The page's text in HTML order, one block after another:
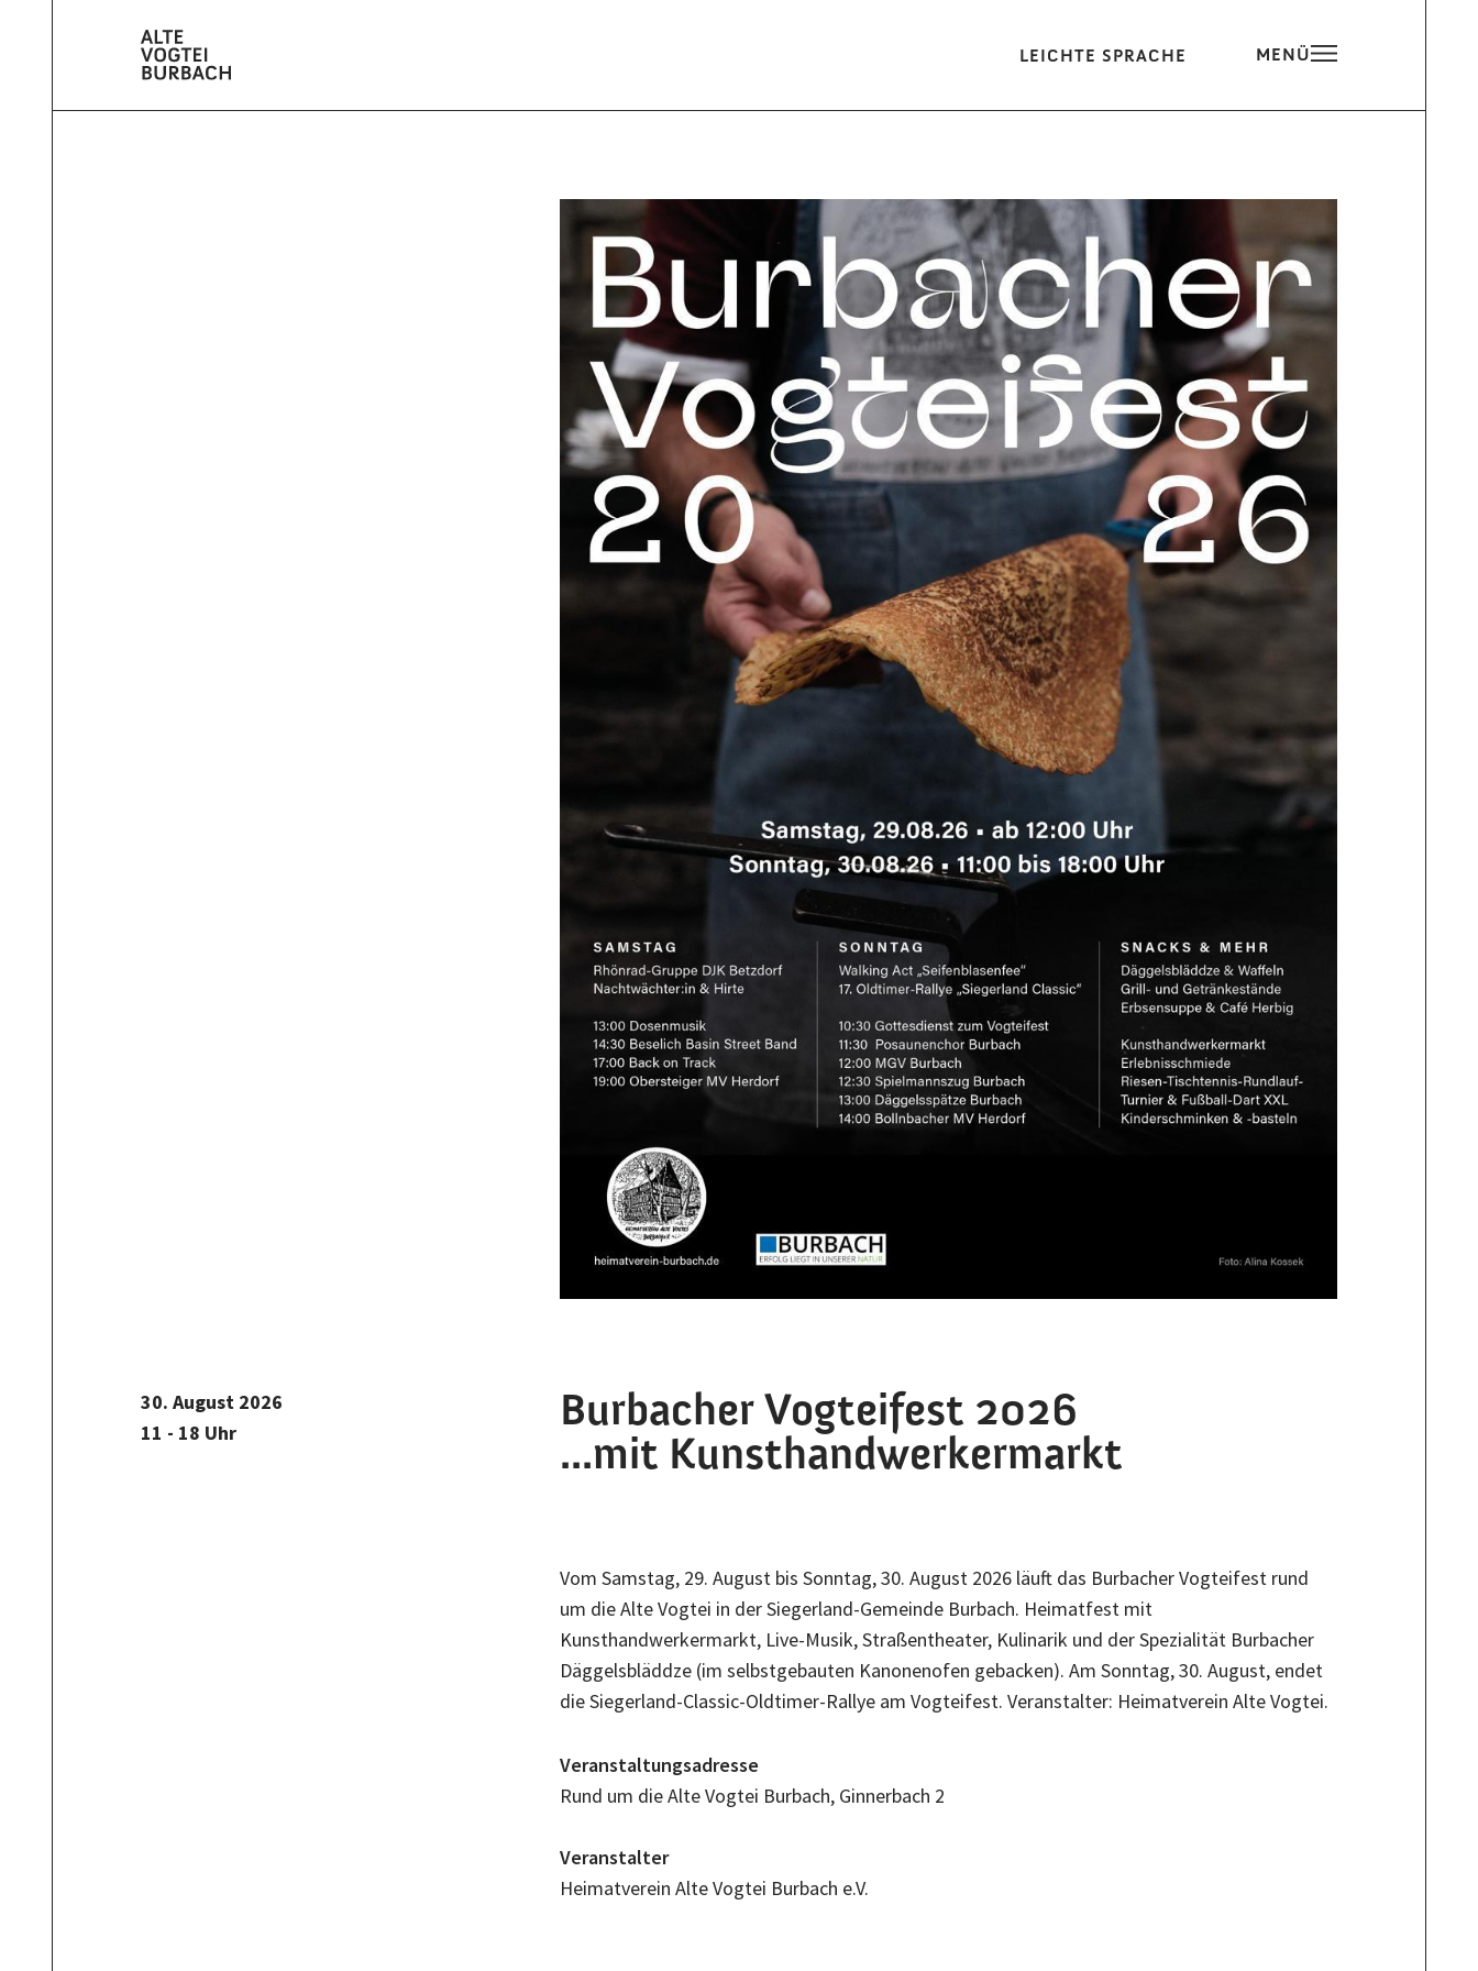
LEICHTE SPRACHE MENÜ
30. August 2026
11 - 18 Uhr
Burbacher Vogteifest 2026
...mit Kunsthandwerkermarkt
Vom Samstag, 29. August bis Sonntag, 30. August 2026 läuft das Burbacher Vogteifest rund
um die Alte Vogtei in der Siegerland-Gemeinde Burbach. Heimatfest mit
Kunsthandwerkermarkt, Live-Musik, Straßentheater, Kulinarik und der Spezialität Burbacher
Däggelsbläddze (im selbstgebauten Kanonenofen gebacken). Am Sonntag, 30. August, endet
die Siegerland-Classic-Oldtimer-Rallye am Vogteifest. Veranstalter: Heimatverein Alte Vogtei.
Veranstaltungsadresse
Rund um die Alte Vogtei Burbach, Ginnerbach 2
Veranstalter
Heimatverein Alte Vogtei Burbach e.V.